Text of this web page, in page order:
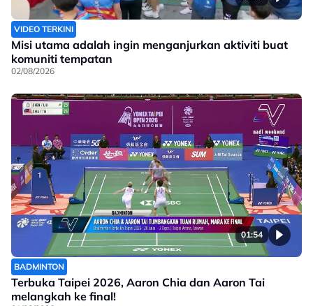
VIDEO TERKINI
Misi utama adalah ingin menganjurkan aktiviti buat
komuniti tempatan
02/08/2026
01:54
BADMINTON
Terbuka Taipei 2026, Aaron Chia dan Aaron Tai
melangkah ke final!